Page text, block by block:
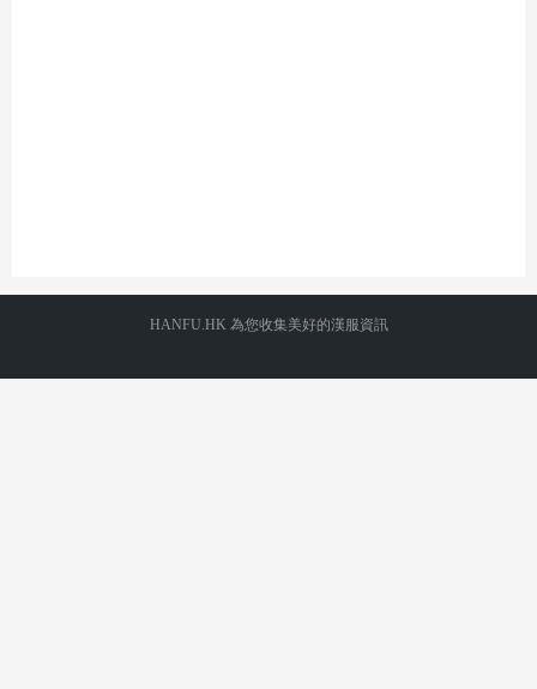
HANFU.HK 為您收集美好的漢服資訊